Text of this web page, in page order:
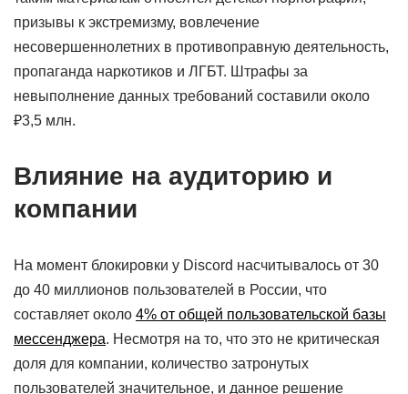
призывы к экстремизму, вовлечение
несовершеннолетних в противоправную деятельность,
пропаганда наркотиков и ЛГБТ. Штрафы за
невыполнение данных требований составили около
₽3,5 млн.
Влияние на аудиторию и
компании
На момент блокировки у Discord насчитывалось от 30
до 40 миллионов пользователей в России, что
составляет около 4% от общей пользовательской базы
мессенджера. Несмотря на то, что это не критическая
доля для компании, количество затронутых
пользователей значительное, и данное решение